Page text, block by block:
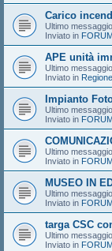
Carico
Ultimo
Inviato in
APE unità
Ultimo
Inviato in
Impianto
Ultimo
Inviato in
Ultimo
Inviato in
MUSEO IN
Ultimo
Inviato in
targa CSC
Ultimo
Inviato in